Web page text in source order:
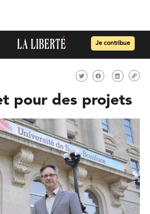
Je contribue
pour des projets